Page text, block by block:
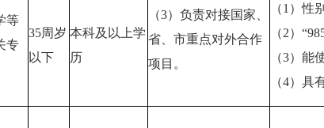
（3）负责对接国家、
省、市重点对外合作
项目。
等
专
35周岁
以下
本科及以上学
历
（1）性
（2）
（3）能
（4）具